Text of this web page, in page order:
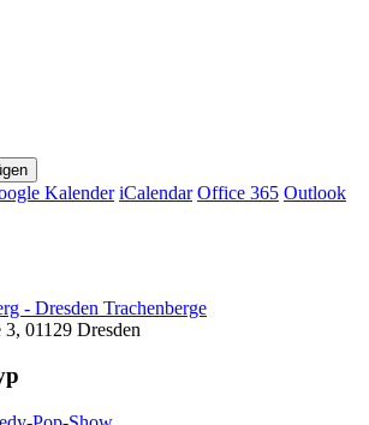
Kalender iCalendar Office 365 Outlook
- Dresden Trachenberge
01129 Dresden